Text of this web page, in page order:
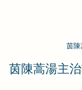
茵
茵陳蒿湯主